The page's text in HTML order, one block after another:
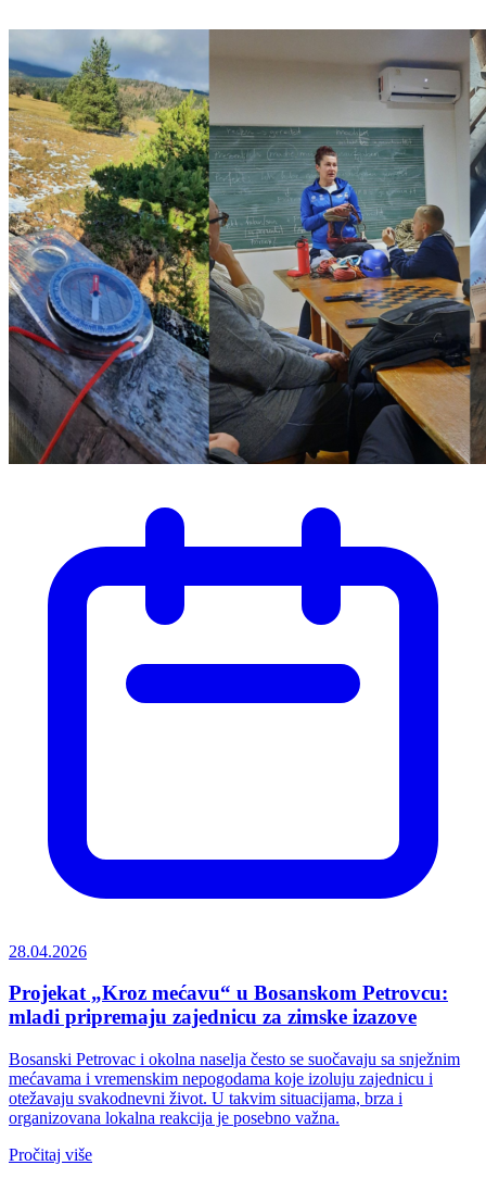
28.04.2026
Projekat „Kroz mećavu“ u Bosanskom Petrovcu:
mladi pripremaju zajednicu za zimske izazove
Bosanski Petrovac i okolna naselja često se suočavaju sa snježnim
mećavama i vremenskim nepogodama koje izoluju zajednicu i
otežavaju svakodnevni život. U takvim situacijama, brza i
organizovana lokalna reakcija je posebno važna.
Pročitaj više